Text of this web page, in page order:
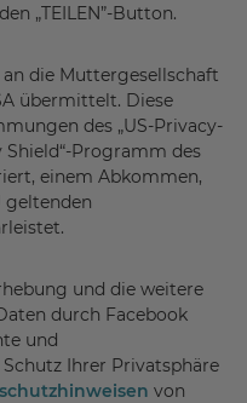
„TEILEN”-Button.
die Muttergesellschaft
übermittelt. Diese
des „US-Privacy-
Shield“-Programm des
einem Abkommen,
geltenden
und die weitere
durch Facebook
und
Ihrer Privatsphäre
von